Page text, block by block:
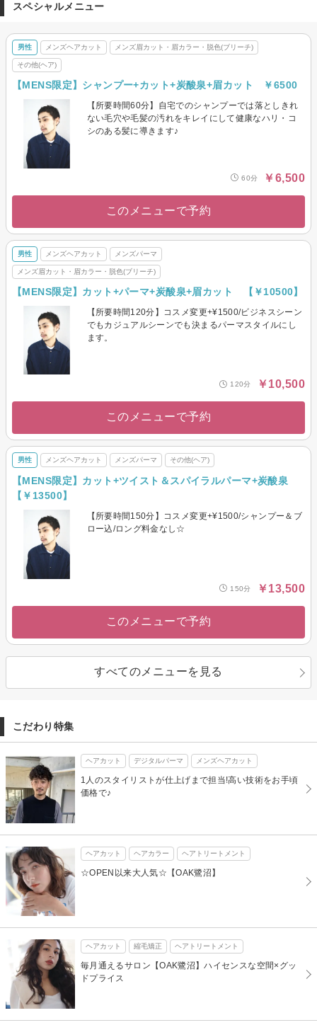
スペシャルメニュー
男性 メンズヘアカット メンズ眉カット・眉カラー・脱色(ブリーチ)
その他(ヘア)
【MENS限定】シャンプー+カット+炭酸泉+眉カット ￥6500
【所要時間60分】自宅でのシャンプーでは落としきれ
ない毛穴や毛髪の汚れをキレイにして健康なハリ・コ
シのある髪に導きます♪
60分 ￥6,500
このメニューで予約
男性 メンズヘアカット メンズパーマ
メンズ眉カット・眉カラー・脱色(ブリーチ)
【MENS限定】カット+パーマ+炭酸泉+眉カット 【￥10500】
【所要時間120分】コスメ変更+¥1500/ビジネスシーン
でもカジュアルシーンでも決まるパーマスタイルにし
ます。
120分 ￥10,500
このメニューで予約
男性 メンズヘアカット メンズパーマ その他(ヘア)
【MENS限定】カット+ツイスト＆スパイラルパーマ+炭酸泉
【￥13500】
【所要時間150分】コスメ変更+¥1500/シャンプー＆ブ
ロー込/ロング料金なし☆
150分 ￥13,500
このメニューで予約
すべてのメニューを見る
こだわり特集
ヘアカット デジタルパーマ メンズヘアカット
1人のスタイリストが仕上げまで担当!高い技術をお手頃
価格で♪
ヘアカット ヘアカラー ヘアトリートメント
☆OPEN以来大人気☆【OAK鷺沼】
ヘアカット 縮毛矯正 ヘアトリートメント
毎月通えるサロン【OAK鷺沼】ハイセンスな空間×グッ
ドプライス